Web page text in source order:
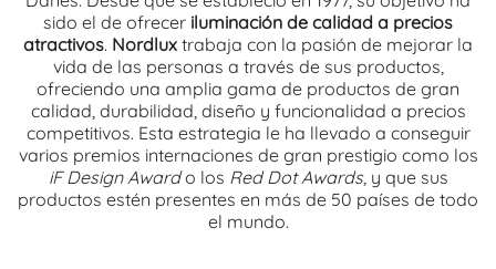
sido el de ofrecer iluminación de calidad a precios
atractivos. Nordlux trabaja con la pasión de mejorar la
vida de las personas a través de sus productos,
ofreciendo una amplia gama de productos de gran
calidad, durabilidad, diseño y funcionalidad a precios
competitivos. Esta estrategia le ha llevado a conseguir
varios premios internaciones de gran prestigio como los
iF Design Awardo los Red Dot Awards, y que sus
productos estén presentes en más de 50 países de todo
el mundo.